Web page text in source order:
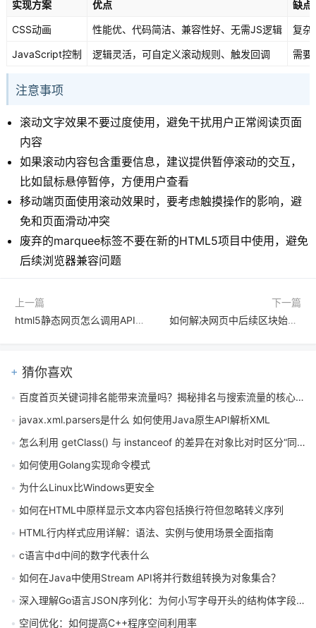
实现方案 优点 缺点
CSS动画 性能优、代码简洁、兼容性好、无需JS逻辑 复杂
JavaScript控制 逻辑灵活，可自定义滚动规则、触发回调 需要
注意事项
滚动文字效果不要过度使用，避免干扰用户正常阅读页面
内容
如果滚动内容包含重要信息，建议提供暂停滚动的交互，
比如鼠标悬停暂停，方便用户查看
移动端页面使用滚动效果时，要考虑触摸操作的影响，避
免和页面滑动冲突
废弃的marquee标签不要在新的HTML5项目中使用，避免
后续浏览器兼容问题
上一篇
html5静态网页怎么调用API？跨域请求处理方法有哪些
下一篇
如何解决网页中后续区块始终覆盖在首区块之上的布局问题
猜你喜欢
百度首页关键词排名能带来流量吗？揭秘排名与搜索流量的核心规律
javax.xml.parsers是什么 如何使用Java原生API解析XML
怎么利用 getClass() 与 instanceof 的差异在对象比对时区分“同类”与“子类”
如何使用Golang实现命令模式
为什么Linux比Windows更安全
如何在HTML中原样显示文本内容包括换行符但忽略转义序列
HTML行内样式应用详解：语法、实例与使用场景全面指南
c语言中d中间的数字代表什么
如何在Java中使用Stream API将并行数组转换为对象集合？
深入理解Go语言JSON序列化：为何小写字母开头的结构体字段无法导出？
空间优化：如何提高C++程序空间利用率